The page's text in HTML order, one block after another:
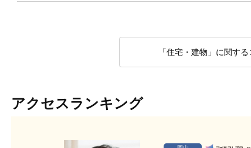
「住宅・建物」に関す
アクセスランキング